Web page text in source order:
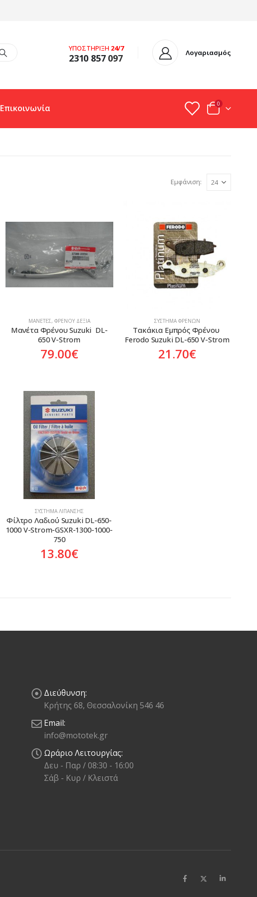
ΥΠΟΣΤΗΡΙΞΗ 24/7
2310 857097 Λογαριασμός
Επικοινωνία 0
Εμφάνιση:
ΜΑΝΈΤΕΣ, ΦΡΈΝΟΥ ΔΕΞΙΆ
Μανέτα Φρένου Suzuki  DL-
650 V-Strom
79.00€
ΣΎΣΤΗΜΑ ΦΡΈΝΩΝ
Τακάκια Εμπρός Φρένου
Ferodo Suzuki DL-650 V-Strom
21.70€
ΣΎΣΤΗΜΑ ΛΊΠΑΝΣΗΣ
Φίλτρο Λαδιού Suzuki DL-650-
1000 V-Strom-GSXR-1300-1000-
750
13.80€
Διεύθυνση:
Κρήτης 68, Θεσσαλονίκη 546 46
Email:
info@mototek.gr
Ωράριο Λειτουργίας:
Δευ - Παρ / 08:30 - 16:00
Σάβ - Κυρ / Κλειστά